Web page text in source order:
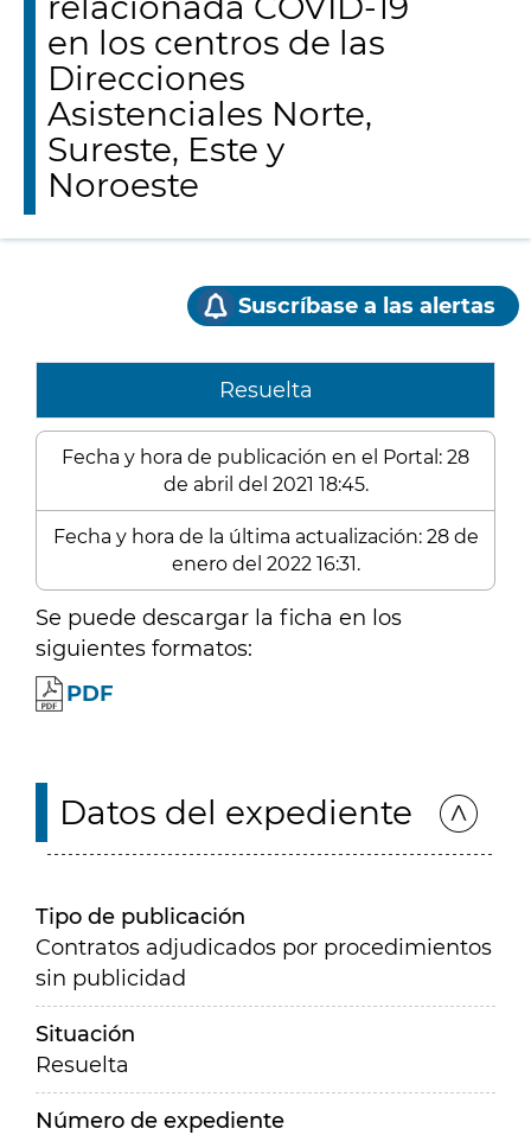
en los centros de las
Direcciones
Asistenciales Norte,
Sureste, Este y
Noroeste
Suscríbase a las alertas
Resuelta
Fecha y hora de publicación en el Portal: 28
de abril del 2021 18:45.
Fecha y hora de la última actualización: 28 de
enero del 2022 16:31.
Se puede descargar la ficha en los
siguientes formatos:
PDF
Datos del expediente
Tipo de publicación
Contratos adjudicados por procedimientos
sin publicidad
Situación
Resuelta
Número de expediente